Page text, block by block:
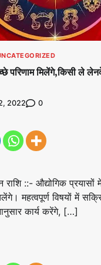
परिणाम मिलेंगे,किसी ले
2022 0
::- औद्योगिक प्रयासों
महत्वपूर्ण विषयों में
कार्य करेंगे, […]